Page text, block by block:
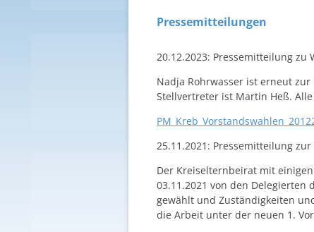
Pressemitteilungen
20.12.2023: Pressemitteilung
Nadja Rohrwasser ist erneut
Stellvertreter ist Martin Heß.
25.11.2021: Pressemitteilung
Der Kreiselternbeirat mit
03.11.2021 von den Delegierten
gewählt und Zuständigkeiten
die Arbeit unter der neuen 1.